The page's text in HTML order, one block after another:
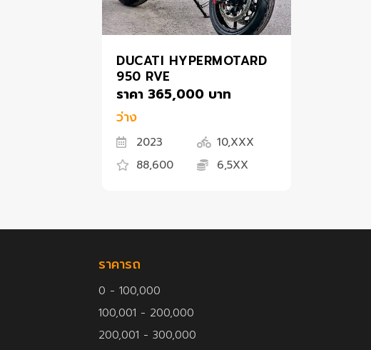
DUCATI HYPERMOTARD
950 RVE
ราคา 365,000 บาท
ว่าง
2023
10,XXX
88,600
6,5XX
ราคารถ
0 - 100,000
100,001 - 200,000
200,001 - 300,000